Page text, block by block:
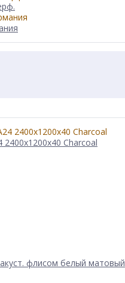
Charcoal
флисом белый матовый